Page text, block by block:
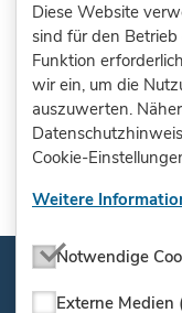
Anlehnung an die
durch das IQ M-V
angepasst.
Impressum
Diese Website
sind für den
Funktion
wir ein, um die
auszuwerten.
Cookie-
Weitere
Notwendige
Externe Medien